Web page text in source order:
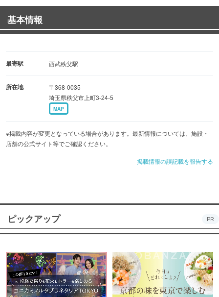
基本情報
最寄駅 西武秩父駅
所在地
〒368-0035
埼玉県秩父市上町3-24-5
MAP
※掲載内容が変更となっている場合があります。最新情報については、施設・
店舗の公式サイト等でご確認ください。
掲載情報の誤記載を報告する
ピックアップ PR